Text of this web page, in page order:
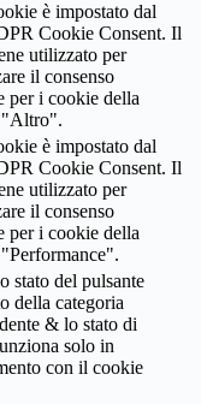
è impostato dal
Cookie Consent. Il
utilizzato per
il consenso
per i cookie della
"Altro".
è impostato dal
Cookie Consent. Il
utilizzato per
il consenso
per i cookie della
stato del pulsante
della categoria
& lo stato di
solo in
con il cookie